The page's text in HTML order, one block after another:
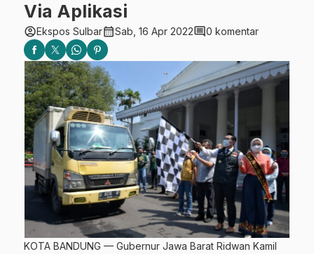
Via Aplikasi
account_circleEkspos Sulbarcalendar_monthSab, 16 Apr 2022comment0 komentar
KOTA BANDUNG — Gubernur Jawa Barat Ridwan Kamil